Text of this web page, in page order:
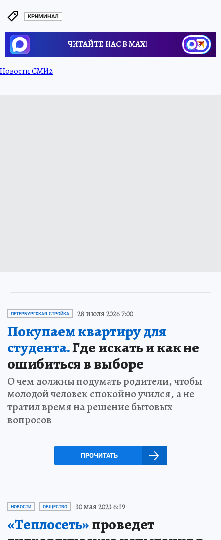
КРИМИНАЛ
ЧИТАЙТЕ НАС В МАХ!
Новости СМИ2
ПЕТЕРБУРГСКАЯ СТРОЙКА 28 июля 2026 7:00
Покупаем квартиру для
студента.Где искать и как не
ошибиться в выборе
О чем должны подумать родители, чтобы
молодой человек спокойно учился, а не
тратил время на решение бытовых
вопросов
ПРОЧИТАТЬ
НОВОСТИ ОБЩЕСТВО 30 мая 2023 6:19
«Теплосеть»проведет